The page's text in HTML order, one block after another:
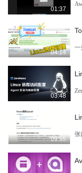
01:37
04:14
一
03:48
09:55
张